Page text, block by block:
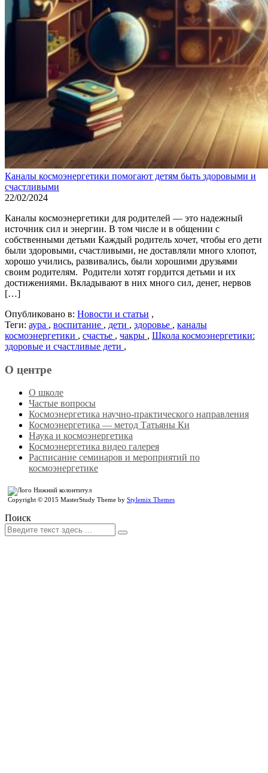
Каналы космоэнергетики помогают детям быть здоровыми и
счастливыми
22/02/2024
Каналы космоэнергетики для родителей — это надежный
источник сил и энергии. В том числе и в общении с
собственными детьми Каждый родитель хочет, чтобы его дети
были здоровыми, счастливыми, не доставляли много хлопот,
хорошо учились, развивались, были хорошими друзьями
своим родителям. Родители хотят гордится детьми и их
достижениями. Вкладывают в них много сил, денег, нервов
[…]
Опубликовано в: Новости и статьи ,
Теги: аура , воспитание , дети , здоровье , каналы
космоэнергетики , счастье , чакры , Школа космоэнергетики:
здоровые и счастливые дети ,
О центре
О школе
Частые вопросы
Космоэнергетика научно-практического направления
Космоэнергетика — метод Татьяны Ки
Наука и космоэнергетика
Космоэнергетика видео галерея
Расписание семинаров и мероприятий по
космоэнергетике
Copyright © 2015 MasterStudy Theme by Stylemix Themes
Поиск